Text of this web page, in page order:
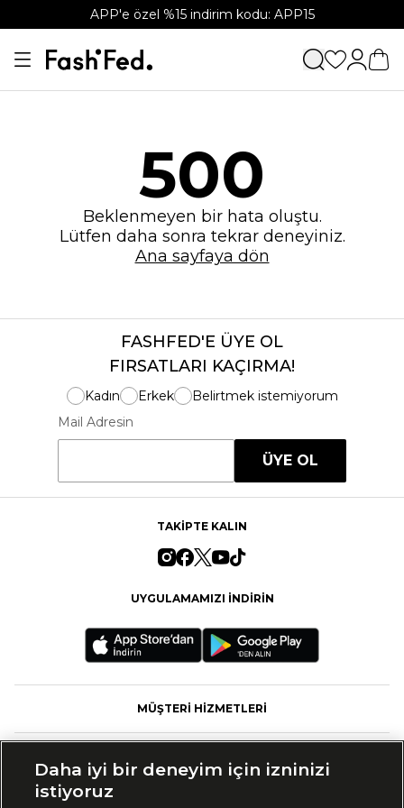
APP'e özel %15 indirim kodu: APP15
500
Beklenmeyen bir hata oluştu.
Lütfen daha sonra tekrar deneyiniz.
Ana sayfaya dön
FASHFED'E ÜYE OL
FIRSATLARI KAÇIRMA!
Kadın Erkek
Belirtmek istemiyorum
Mail Adresin
ÜYE OL
TAKİPTE KALIN
UYGULAMAMIZI İNDİRİN
MÜŞTERİ HİZMETLERİ
Daha iyi bir deneyim için izninizi
istiyoruz